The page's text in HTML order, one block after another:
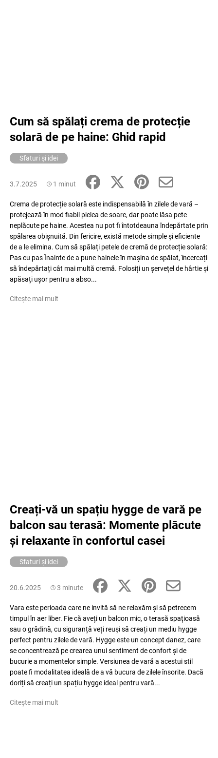
Cum să spălați crema de protecție
solară de pe haine: Ghid rapid
Sfaturi și idei
3.7.2025 1 minut
Crema de protecție solară este indispensabilă în zilele de vară –
protejează în mod fiabil pielea de soare, dar poate lăsa pete
neplăcute pe haine. Acestea nu pot fi întotdeauna îndepărtate prin
spălarea obișnuită. Din fericire, există metode simple și eficiente
de a le elimina. Cum să spălați petele de cremă de protecție solară:
Pas cu pas Înainte de a pune hainele în mașina de spălat, încercați
să îndepărtați cât mai multă cremă. Folosiți un șervețel de hârtie și
apăsați ușor pentru a abso...
Citește mai mult
Creați-vă un spațiu hygge de vară pe
balcon sau terasă: Momente plăcute
și relaxante în confortul casei
Sfaturi și idei
20.6.2025 3 minute
Vara este perioada care ne invită să ne relaxăm și să petrecem
timpul în aer liber. Fie că aveți un balcon mic, o terasă spațioasă
sau o grădină, cu siguranță veți reuși să creați un mediu hygge
perfect pentru zilele de vară. Hygge este un concept danez, care
se concentrează pe crearea unui sentiment de confort și de
bucurie a momentelor simple. Versiunea de vară a acestui stil
poate fi modalitatea ideală de a vă bucura de zilele însorite. Dacă
doriți să creați un spațiu hygge ideal pentru vară...
Citește mai mult